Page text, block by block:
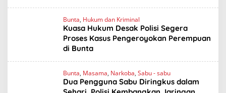
Bunta, Hukum dan Kriminal
Kuasa Hukum Desak Polisi Segera
Proses Kasus Pengeroyokan Perempuan
di Bunta
Bunta, Masama, Narkoba, Sabu - sabu
Dua Pengguna Sabu Diringkus dalam